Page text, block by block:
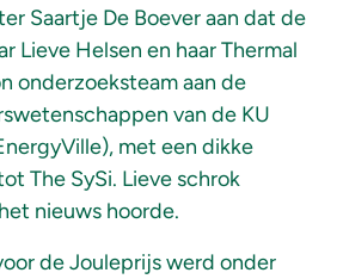
Saartje De Boever aan dat de
Lieve Helsen en haar Thermal
onderzoeksteam aan de
van de KU
met een dikke
The SySi. Lieve schrok
nieuws hoorde.
de Jouleprijs werd onder